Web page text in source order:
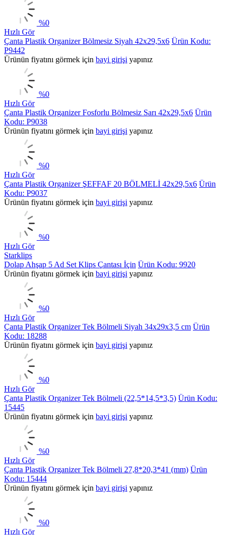
%0
Hızlı Gör
Çanta Plastik Organizer Bölmesiz Siyah 42x29,5x6 Ürün Kodu:
P9442
Ürünün fiyatını görmek için bayi girişi yapınız
%0
Hızlı Gör
Çanta Plastik Organizer Fosforlu Bölmesiz Sarı 42x29,5x6 Ürün
Kodu: P9038
Ürünün fiyatını görmek için bayi girişi yapınız
%0
Hızlı Gör
Çanta Plastik Organizer ŞEFFAF 20 BÖLMELİ 42x29,5x6 Ürün
Kodu: P9037
Ürünün fiyatını görmek için bayi girişi yapınız
%0
Hızlı Gör
Starklips
Dolap Ahşap 5 Ad Set Klips Çantası İçin Ürün Kodu: 9920
Ürünün fiyatını görmek için bayi girişi yapınız
%0
Hızlı Gör
Çanta Plastik Organizer Tek Bölmeli Siyah 34x29x3,5 cm Ürün
Kodu: 18288
Ürünün fiyatını görmek için bayi girişi yapınız
%0
Hızlı Gör
Çanta Plastik Organizer Tek Bölmeli (22,5*14,5*3,5) Ürün Kodu:
15445
Ürünün fiyatını görmek için bayi girişi yapınız
%0
Hızlı Gör
Çanta Plastik Organizer Tek Bölmeli 27,8*20,3*41 (mm) Ürün
Kodu: 15444
Ürünün fiyatını görmek için bayi girişi yapınız
%0
Hızlı Gör